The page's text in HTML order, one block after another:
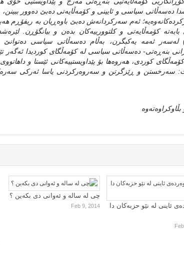
ده‌سه‌ڵاتی‌ سیاسی‌ و ئایینی‌ و كۆمه‌ڵایه‌تی‌ ده‌بێ‌ ده‌وور
ئه‌م سه‌ركردانه‌ش ده‌بێ‌ باوه‌ڕیان به‌ ریفۆڕم
كۆمه‌ڵایه‌تی‌ و كلتوورییه‌كان بده‌ن و بیانگۆڕن.
له‌سه‌ر ئه‌مه‌ یه‌كبگرن، به‌ڵام ده‌سه‌ڵاتی‌ سیاسی‌ ده‌توانێ‌
بنه‌ڕه‌تی‌- ده‌سه‌ڵاتی‌ سیاسی‌ له‌ كۆمه‌ڵگای‌ كوردیدا ئه‌گه‌ر
كوردی‌، هه‌روه‌ها بۆ پێداویستییه‌كانی‌ ئێستا و
سه‌رخستن و ڕێزگرتن و سه‌روه‌ركردنی‌ یاسا ئه‌ركی‌
چی لە سالە و ئەوانی دی بكەین ؟
Feb 9, 2014
ئاینی لە نێو حزبەکان دا